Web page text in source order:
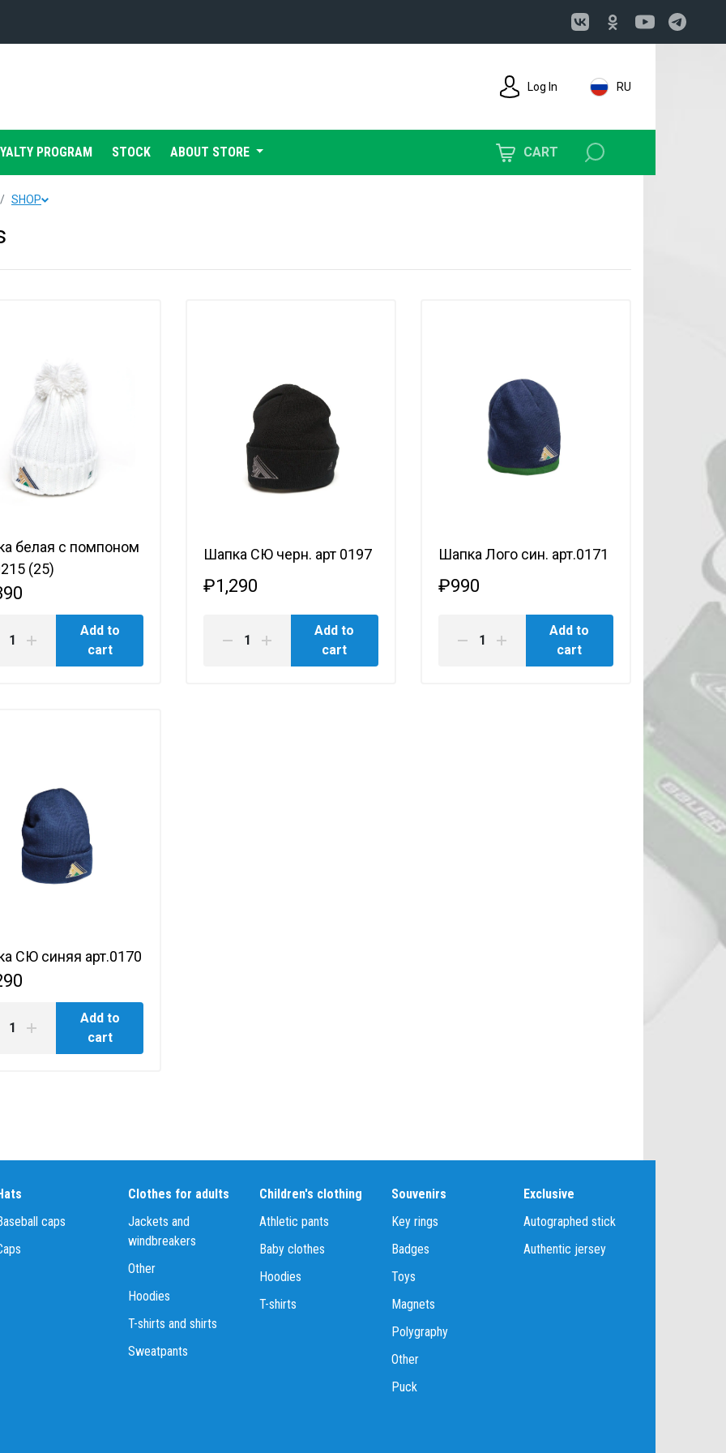
Амур
Барыс
Log In RU
PROGRAM STOCK ABOUT STORE CART
SHOP
белая с помпоном
(25)
Add to
cart
Шапка СЮ черн. арт 0197
₽1,290
Add to
cart
Шапка Лого син. арт.0171
₽990
Add to
cart
СЮ синяя арт.0170
Add to
cart
caps
Clothes for adults
Jackets and
windbreakers
Other
Hoodies
T-shirts and shirts
Sweatpants
Children's clothing
Athletic pants
Baby clothes
Hoodies
T-shirts
Souvenirs
Key rings
Badges
Toys
Magnets
Polygraphy
Other
Puck
Exclusive
Autographed stick
Authentic jersey